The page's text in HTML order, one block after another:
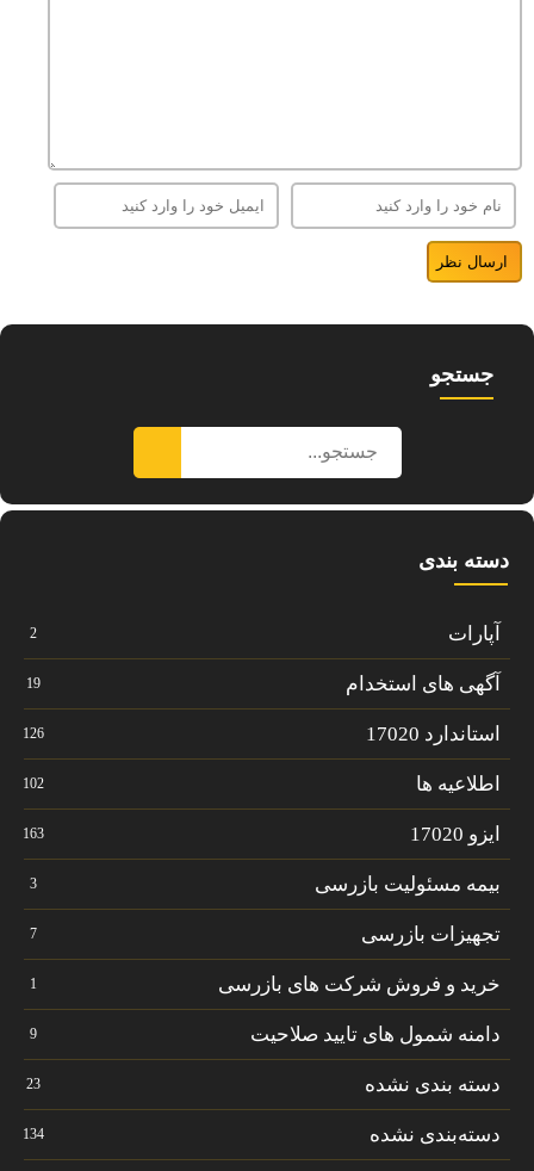
جستجو
دسته بندی
آپارات 2
آگهی های استخدام 19
استاندارد 17020 126
اطلاعیه ها 102
ایزو 17020 163
بیمه مسئولیت بازرسی 3
تجهیزات بازرسی 7
خرید و فروش شرکت های بازرسی 1
دامنه شمول های تایید صلاحیت 9
دسته بندی نشده 23
دسته‌بندی نشده 134